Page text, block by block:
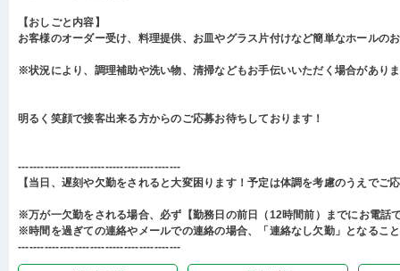
【おしごと内容】
お客様のオーダー受け、料理提供、お皿やグラス片付けなど簡単なホールの
※状況により、調理補助や洗い物、清掃などもお手伝いいただく場合があり
明るく笑顔で接客出来る方からのご応募お待ちしております！
-------------------------------------------
【当日、遅刻や欠勤をされると大変困ります！予定は体調を考慮のうえでご
※万が一欠勤をされる場合、必ず【勤務日の前日（12時間前）までにお電話
※時間を過ぎての連絡やメールでの連絡の場合、「連絡なし欠勤」となるこ
-------------------------------------------